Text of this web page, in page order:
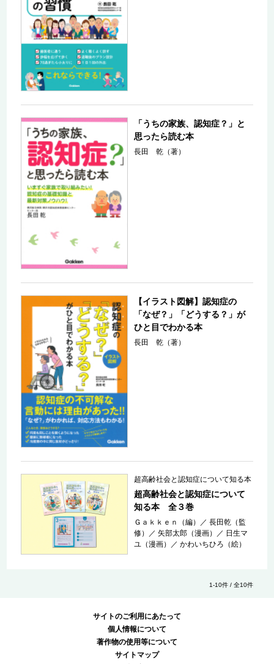
「うちの家族、認知症？」と
思ったら読む本
長田 乾（著）
【イラスト図解】認知症の
「なぜ？」「どうする？」が
ひと目でわかる本
長田 乾（著）
超高齢社会と認知症について知る本
超高齢社会と認知症について
知る本 全３巻
Ｇａｋｋｅｎ（編） ／長田乾（監
修）
／矢部太郎（漫画） ／ 日生マ
ユ（漫画）
／かわいちひろ（絵）
1-10件 / 全10件
サイトのご利用にあたって
個人情報について
著作物の使用等について
サイトマップ